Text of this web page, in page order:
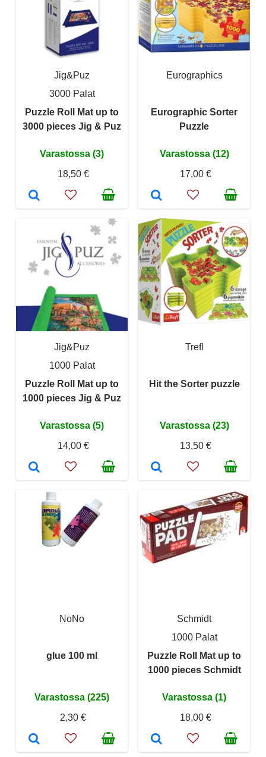
Jig&Puz
3000 Palat
Puzzle Roll Mat up to
3000 pieces Jig & Puz
Varastossa (3)
18,50 €
Eurographics
Eurographic Sorter
Puzzle
Varastossa (12)
17,00 €
Jig&Puz
1000 Palat
Puzzle Roll Mat up to
1000 pieces Jig & Puz
Varastossa (5)
14,00 €
Trefl
Hit the Sorter puzzle
Varastossa (23)
13,50 €
NoNo
glue 100 ml
Varastossa (225)
2,30 €
Schmidt
1000 Palat
Puzzle Roll Mat up to
1000 pieces Schmidt
Varastossa (1)
18,00 €